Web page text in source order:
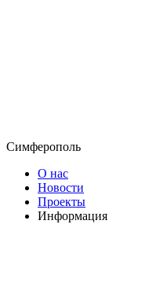
Симферополь
О нас
Новости
Проекты
Информация